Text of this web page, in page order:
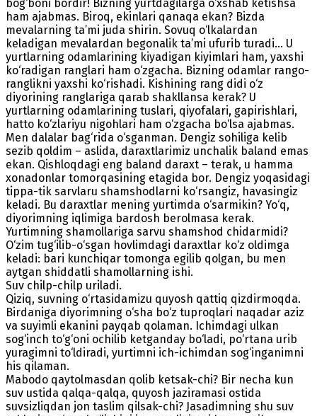
bog‘boni bordir! Bizning yurtdagilarga o‘xshab ketishsa
ham ajabmas. Biroq, ekinlari qanaqa ekan? Bizda
mevalarning ta’mi juda shirin. Sovuq o‘lkalardan
keladigan mevalardan begonalik ta’mi ufurib turadi... U
yurtlarning odamlarining kiyadigan kiyimlari ham, yaxshi
ko‘radigan ranglari ham o‘zgacha. Bizning odamlar rango-
ranglikni yaxshi ko‘rishadi. Kishining rang didi o‘z
diyorining ranglariga qarab shakllansa kerak? U
yurtlarning odamlarining tuslari, qiyofalari, gapirishlari,
hatto ko‘zlariyu nigohlari ham o‘zgacha bo‘lsa ajabmas.
Men dalalar bag‘rida o‘sganman. Dengiz sohiliga kelib
sezib qoldim – aslida, daraxtlarimiz unchalik baland emas
ekan. Qishloqdagi eng baland daraxt – terak, u hamma
xonadonlar tomorqasining etagida bor. Dengiz yoqasidagi
tippa-tik sarvlaru shamshodlarni ko‘rsangiz, havasingiz
keladi. Bu daraxtlar mening yurtimda o‘sarmikin? Yo‘q,
diyorimning iqlimiga bardosh berolmasa kerak.
Yurtimning shamollariga sarvu shamshod chidarmidi?
O‘zim tug‘ilib-o‘sgan hovlimdagi daraxtlar ko‘z oldimga
keladi: bari kunchiqar tomonga egilib qolgan, bu men
aytgan shiddatli shamollarning ishi.
Suv chilp-chilp uriladi.
Qiziq, suvning o‘rtasidamizu quyosh qattiq qizdirmoqda.
Birdaniga diyorimning o‘sha bo‘z tuproqlari naqadar aziz
va suyimli ekanini payqab qolaman. Ichimdagi ulkan
sog‘inch to‘g‘oni ochilib ketganday bo‘ladi, po‘rtana urib
yuragimni to‘ldiradi, yurtimni ich-ichimdan sog‘inganimni
his qilaman.
Mabodo qaytolmasdan qolib ketsak-chi? Bir necha kun
suv ustida qalqa-qalqa, quyosh jaziramasi ostida
suvsizliqdan jon taslim qilsak-chi? Jasadimning shu suv